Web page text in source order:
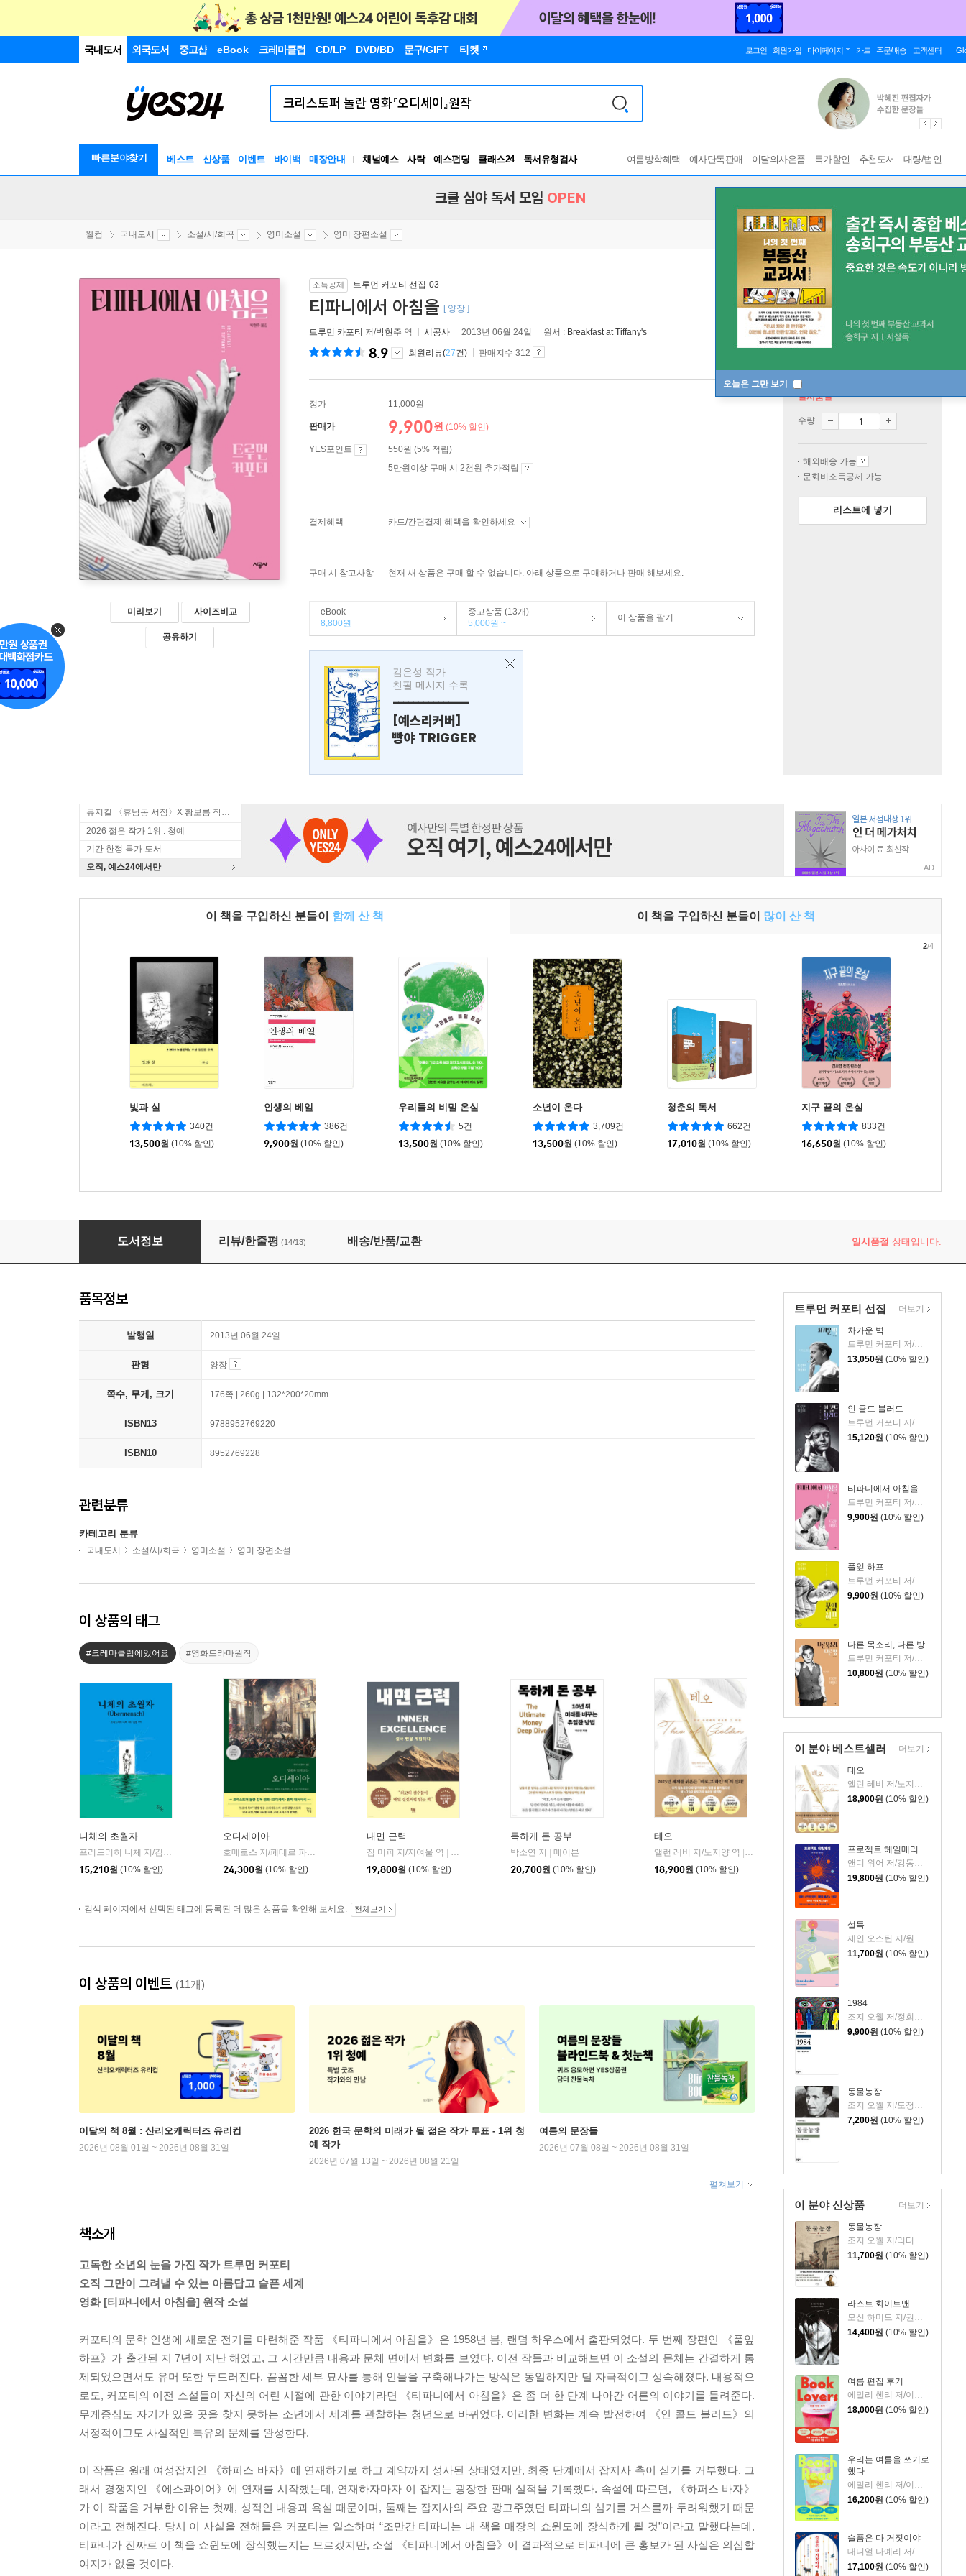
국내도서 외국도서 중고샵 eBook 크레마클럽 CD/LP DVD/BD 문구/GIFT 티켓 로그인 회원가입 마이페이지 카트 주문/배송 고객센터
빠른분야찾기 베스트 신상품 이벤트 바이백 매장안내 채널예스 사락 예스펀딩 클래스24
독서유형검사
RBTI Lab
여름방학혜택 예사단독판매 이달의사은품 특가할인 추천도서 대량/법인
오늘은 그만 보기
크클 심야 독서 모임 OPEN
웰컴 국내도서 소설/시/희곡 영미소설 영미 장편소설
미리보기 사이즈비교
공유하기
소득공제 트루먼 커포티 선집-03
티파니에서 아침을 [ 양장 ]
트루먼 카포티 저/박현주 역 시공사 2013년 06월 24일 원서 : Breakfast at Tiffany's
8.9 회원리뷰(27건) 판매지수 312
정가 11,000원
판매가 9,900원 (10% 할인)
YES포인트
550원 (5% 적립)
5만원이상 구매 시 2천원 추가적립
결제혜택 카드/간편결제 혜택을 확인하세요
구매 시 참고사항 현재 새 상품은 구매 할 수 없습니다. 아래 상품으로 구매하거나 판매 해보세요.
eBook
8,800원
중고상품 (13개)
5,000원 ~
이 상품을 팔기
김은성 작가
친필 메시지 수록
---------------
[예스리커버]
빵야 TRIGGER
일시품절
수량
해외배송 가능
문화비소득공제 가능
리스트에 넣기
뮤지컬 〈휴남동 서점〉X 황보름 작가 북토크
2026 젊은 작가 1위 : 청예
기간 한정 특가 도서
오직, 예스24에서만
AD
이 책을 구입하신 분들이 함께 산 책 이 책을 구입하신 분들이 많이 산 책
빛과 실
340건
13,500원 (10% 할인)
인생의 베일
386건
9,900원 (10% 할인)
우리들의 비밀 온실
5건
13,500원 (10% 할인)
소년이 온다
3,709건
13,500원 (10% 할인)
청춘의 독서
662건
17,010원 (10% 할인)
지구 끝의 온실
833건
16,650원 (10% 할인)
2/4
티파니에서 아침을
도서정보 리뷰/한줄평 (14/13) 배송/반품/교환 일시품절 상태입니다.
트루먼 커포티 선집
차가운 벽
트루먼 커포티 저/박현주 역
13,050원 (10% 할인)
인 콜드 블러드
트루먼 커포티 저/박현주 역
15,120원 (10% 할인)
티파니에서 아침을
트루먼 커포티 저/박현주 역
9,900원 (10% 할인)
풀잎 하프
9,900원 (10% 할인)
다른 목소리, 다른 방
트루먼 커포티 저/박현주 역
10,800원 (10% 할인)
더보기
이 분야 베스트셀러
테오
앨런 레비 저/노지양 역
18,900원 (10% 할인)
프로젝트 헤일메리
19,800원 (10% 할인)
설득
11,700원 (10% 할인)
1984
조지 오웰 저/정회성 역
9,900원 (10% 할인)
동물농장
조지 오웰 저/도정일 역
7,200원 (10% 할인)
더보기
이 분야 신상품
동물농장
조지 오웰 저/리터링크 역
11,700원 (10% 할인)
라스트 화이트맨
모신 하미드 저/권상미 역
14,400원 (10% 할인)
여름 편집 후기
18,000원 (10% 할인)
우리는 여름을 쓰기로
했다
에밀리 헨리 저/이미정 역
16,200원 (10% 할인)
슬픔은 다 거짓이야
대니얼 나예리 저/김래경 역
17,100원 (10% 할인)
더보기
품목정보
발행일 2013년 06월 24일
판형 양장
쪽수, 무게, 크기 176쪽 | 260g | 132*200*20mm
ISBN13 9788952769220
ISBN10 8952769228
관련분류
카테고리 분류
국내도서 소설/시/희곡 영미소설 영미 장편소설
이 상품의 태그
#크레마클럽에있어요 #영화드라마원작
니체의 초월자
프리드리히 니체 저/김철 편역
15,210원 (10% 할인)
오디세이아
호메로스 저/페테르 파울 루벤스 그림/박문재 역 | 현대지성
24,300원 (10% 할인)
내면 근력
짐 머피 저/지여울 역
윌북(willbook)
19,800원 (10% 할인)
독하게 돈 공부
박소연 저
메이븐
20,700원 (10% 할인)
테오
앨런 레비 저/노지양 역
오팬하우스
18,900원 (10% 할인)
검색 페이지에서 선택된 태그에 등록된 더 많은 상품을 확인해 보세요. 전체보기
이 상품의 이벤트 (11개)
이달의 책 8월 : 산리오캐릭터즈 유리컵
2026년 08월 01일 ~ 2026년 08월 31일
2026 한국 문학의 미래가 될 젊은 작가 투표 - 1위 청
예 작가
2026년 07월 13일 ~ 2026년 08월 21일
여름의 문장들
2026년 07월 08일 ~ 2026년 08월 31일
펼쳐보기
책소개
고독한 소년의 눈을 가진 작가 트루먼 커포티
오직 그만이 그려낼 수 있는 아름답고 슬픈 세계
영화 [티파니에서 아침을] 원작 소설
커포티의 문학 인생에 새로운 전기를 마련해준 작품 《티파니에서 아침을》은 1958년 봄, 랜덤 하우스에서 출판되었다. 두 번째 장편인 《풀잎
하프》가 출간된 지 7년이 지난 해였고, 그 시간만큼 내용과 문체 면에서 변화를 보였다. 이전 작들과 비교해보면 이 소설의 문체는 간결하게 통
제되었으면서도 유머 또한 두드러진다. 꼼꼼한 세부 묘사를 통해 인물을 구축해나가는 방식은 동일하지만 덜 자극적이고 성숙해졌다. 내용적으
로도, 커포티의 이전 소설들이 자신의 어린 시절에 관한 이야기라면 《티파니에서 아침을》은 좀 더 한 단계 나아간 어른의 이야기를 들려준다.
무게중심도 자기가 있을 곳을 찾지 못하는 소년에서 세계를 관찰하는 청년으로 바뀌었다. 이러한 변화는 계속 발전하여 《인 콜드 블러드》의
서정적이고도 사실적인 특유의 문체를 완성한다.
이 작품은 원래 여성잡지인 《하퍼스 바자》에 연재하기로 하고 계약까지 성사된 상태였지만, 최종 단계에서 잡지사 측이 싣기를 거부했다. 그
래서 경쟁지인 《에스콰이어》에 연재를 시작했는데, 연재하자마자 이 잡지는 굉장한 판매 실적을 기록했다. 속설에 따르면, 《하퍼스 바자》
가 이 작품을 거부한 이유는 첫째, 성적인 내용과 욕설 때문이며, 둘째는 잡지사의 주요 광고주였던 티파니의 심기를 거스를까 두려워했기 때문
이라고 전해진다. 당시 이 사실을 전해들은 커포티는 일소하며 “조만간 티파니는 내 책을 매장의 쇼윈도에 장식하게 될 것”이라고 말했다는데,
티파니가 진짜로 이 책을 쇼윈도에 장식했는지는 모르겠지만, 소설 《티파니에서 아침을》이 결과적으로 티파니에 큰 홍보가 된 사실은 의심할
여지가 없을 것이다.